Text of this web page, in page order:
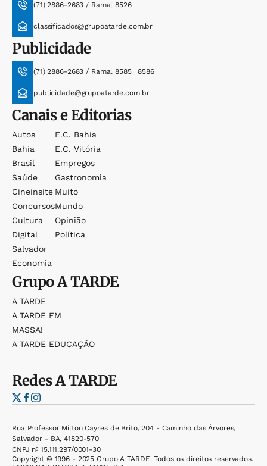
(71) 2886-2683 / Ramal 8526
classificados@grupoatarde.com.br
Publicidade
(71) 2886-2683 / Ramal 8585 | 8586
publicidade@grupoatarde.com.br
Canais e Editorias
Autos
Bahia
Brasil
Saúde
Cineinsite
Concursos
Cultura
Digital
Salvador
Economia
E.c. Bahia
E.c. Vitória
Empregos
Gastronomia
Muito
Mundo
Opinião
Política
GrupoA TARDE
A TARDE
A TARDE FM
MASSA!
A TARDE EDUCAÇÃO
RedesA TARDE
Rua Professor Milton Cayres de Brito, 204 - Caminho das Árvores,
Salvador - BA, 41820-570
CNPJ nº 15.111.297/0001-30
Copyright © 1996 - 2025 Grupo A TARDE. Todos os direitos reservados.